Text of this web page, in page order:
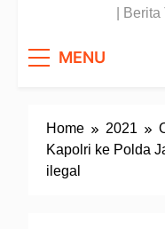
|
MENU
Home 2021
Kapolri ke Polda
ilegal